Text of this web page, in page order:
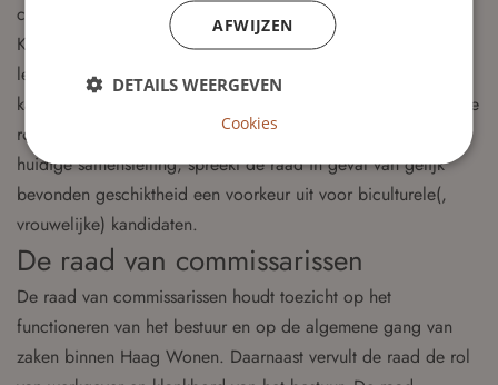
complexe vraagstukken te kijken.
Kennis van of affiniteit met thema’s als zorg, welzijn,
leefbaarheid of diversiteit is een duidelijke pre. Ook
kandidaten met een juridische achtergrond die zich voor deze
rol interesseren, nodigen we uit te reageren. Gelet op zijn
huidige samenstelling, spreekt de raad in geval van gelijk
bevonden geschiktheid een voorkeur uit voor biculturele(,
vrouwelijke) kandidaten.
De raad van commissarissen
De raad van commissarissen houdt toezicht op het
functioneren van het bestuur en op de algemene gang van
zaken binnen Haag Wonen. Daarnaast vervult de raad de rol
AFWIJZEN
DETAILS WEERGEVEN
Cookies